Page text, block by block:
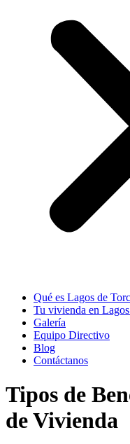
Qué es Lagos de
Tu vivienda en
Galería
Equipo Directivo
Blog
Contáctanos
Tipos de
de Vivienda